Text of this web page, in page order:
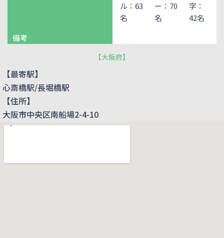
ル：63
名
ー：70
名
字：
42名
備考
【大阪府】
【最寄駅】
心斎橋駅/長堀橋駅
【住所】
大阪市中央区南船場2-4-10